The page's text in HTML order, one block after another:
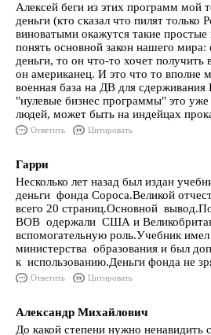
Алексей беги из этих программ мой
деньги (кто сказал что пилят только
виноватыми окажутся такие
понять основной закон нашего мира:
деньги, то он что-то хочет получить
он американец. И это что то вполне
военная база на ДВ для сдерживания
"нулевые бизнес программы" это уже
людей, может быть на индейцах
Ответить Цитировать
Гарри
Несколько лет назад был издан
деньги фонда Сороса.Великой
всего 20 страниц.Основной
ВОВ одержали США и
вспомогательную роль.Учебник
министерства образования и был
к использованию.Деньги фонда не
Ответить Цитировать
Александр Михайлович
До какой степени нужно ненавидить